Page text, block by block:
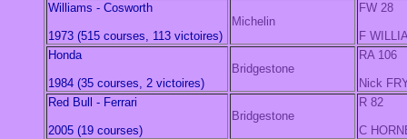
Williams - Cosworth
1973 (515 courses, 113 victoires)
Michelin
FW 28
F
Honda
1984 (35 courses, 2 victoires)
Bridgestone
RA 106
Nick
Red Bull - Ferrari
2005 (19 courses)
Bridgestone
R 82
C